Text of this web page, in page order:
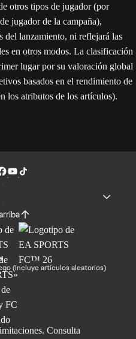
otros tipos de jugador (por
jugador de la campaña),
del lanzamiento, ni reflejará las
en otros modos. La clasificación
lugar por su valoración global
basados en el rendimiento de
los atributos de los artículos).
(Incluye artículos aleatorios)
Consulta